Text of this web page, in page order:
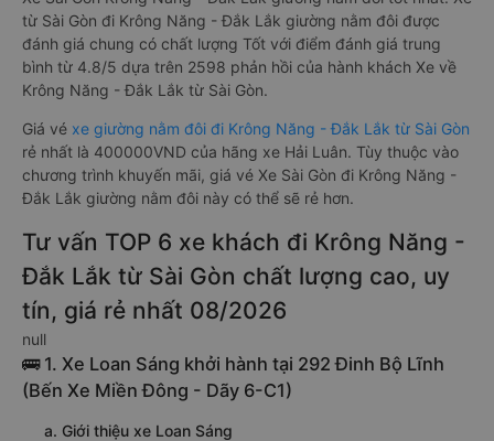
từ Sài Gòn đi Krông Năng - Đắk Lắk giường nằm đôi được
đánh giá chung có chất lượng Tốt với điểm đánh giá trung
bình từ 4.8/5 dựa trên 2598 phản hồi của hành khách Xe về
Krông Năng - Đắk Lắk từ Sài Gòn.
Giá vé xe giường nằm đôi đi Krông Năng - Đắk Lắk từ Sài Gòn
rẻ nhất là 400000VND của hãng xe Hải Luân. Tùy thuộc vào
chương trình khuyến mãi, giá vé Xe Sài Gòn đi Krông Năng -
Đắk Lắk giường nằm đôi này có thể sẽ rẻ hơn.
Tư vấn TOP 6 xe khách đi Krông Năng -
Đắk Lắk từ Sài Gòn chất lượng cao, uy
tín, giá rẻ nhất 08/2026
null
🚌 1. Xe Loan Sáng khởi hành tại 292 Đinh Bộ Lĩnh
(Bến Xe Miền Đông - Dãy 6-C1)
a. Giới thiệu xe Loan Sáng